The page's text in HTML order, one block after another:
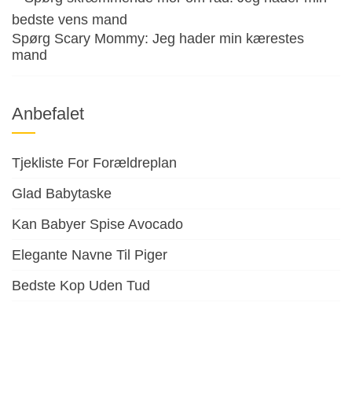
Spørg Scary Mommy: Jeg hader min kærestes
mand
Anbefalet
Tjekliste For Forældreplan
Glad Babytaske
Kan Babyer Spise Avocado
Elegante Navne Til Piger
Bedste Kop Uden Tud